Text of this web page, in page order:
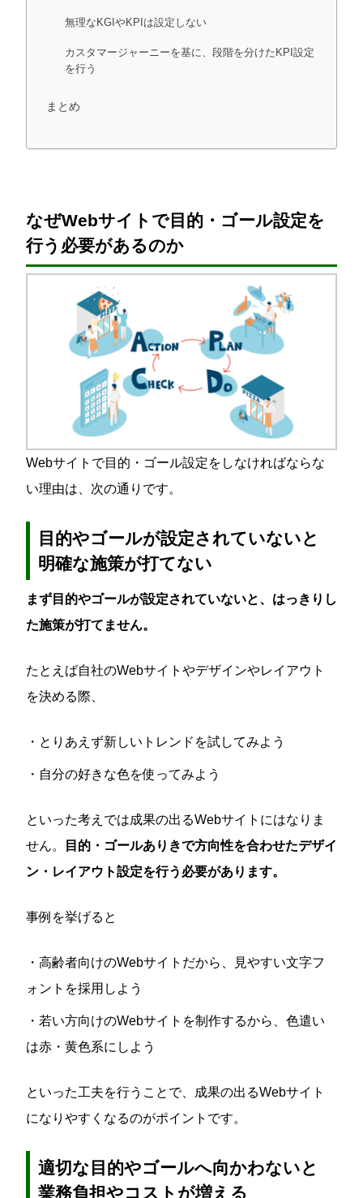
無理なKGIやKPIは設定しない
カスタマージャーニーを基に、段階を分けたKPI設定
を行う
まとめ
なぜWebサイトで目的・ゴール設定を
行う必要があるのか
Webサイトで目的・ゴール設定をしなければならな
い理由は、次の通りです。
目的やゴールが設定されていないと
明確な施策が打てない
まず目的やゴールが設定されていないと、はっきりし
た施策が打てません。
たとえば自社のWebサイトやデザインやレイアウト
を決める際、
・とりあえず新しいトレンドを試してみよう
・自分の好きな色を使ってみよう
といった考えでは成果の出るWebサイトにはなりま
せん。
目的・ゴールありきで方向性を合わせたデザイ
ン・レイアウト設定を行う必要があります。
事例を挙げると
・高齢者向けのWebサイトだから、見やすい文字フ
ォントを採用しよう
・若い方向けのWebサイトを制作するから、色遣い
は赤・黄色系にしよう
といった工夫を行うことで、成果の出るWebサイト
になりやすくなるのがポイントです。
適切な目的やゴールへ向かわないと
業務負担やコストが増える